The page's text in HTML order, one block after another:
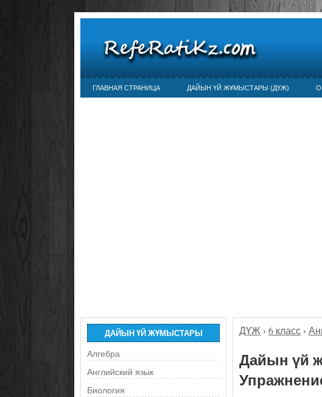
ГЛАВНАЯ СТРАНИЦА ДАЙЫН ҮЙ ЖҰМЫСТАРЫ (ДҮЖ)
ДАЙЫН ҮЙ ЖҰМЫСТАРЫ
Алгебра
Английский язык
Биология
ДҮЖ › 6 класс ›
Дайын үй